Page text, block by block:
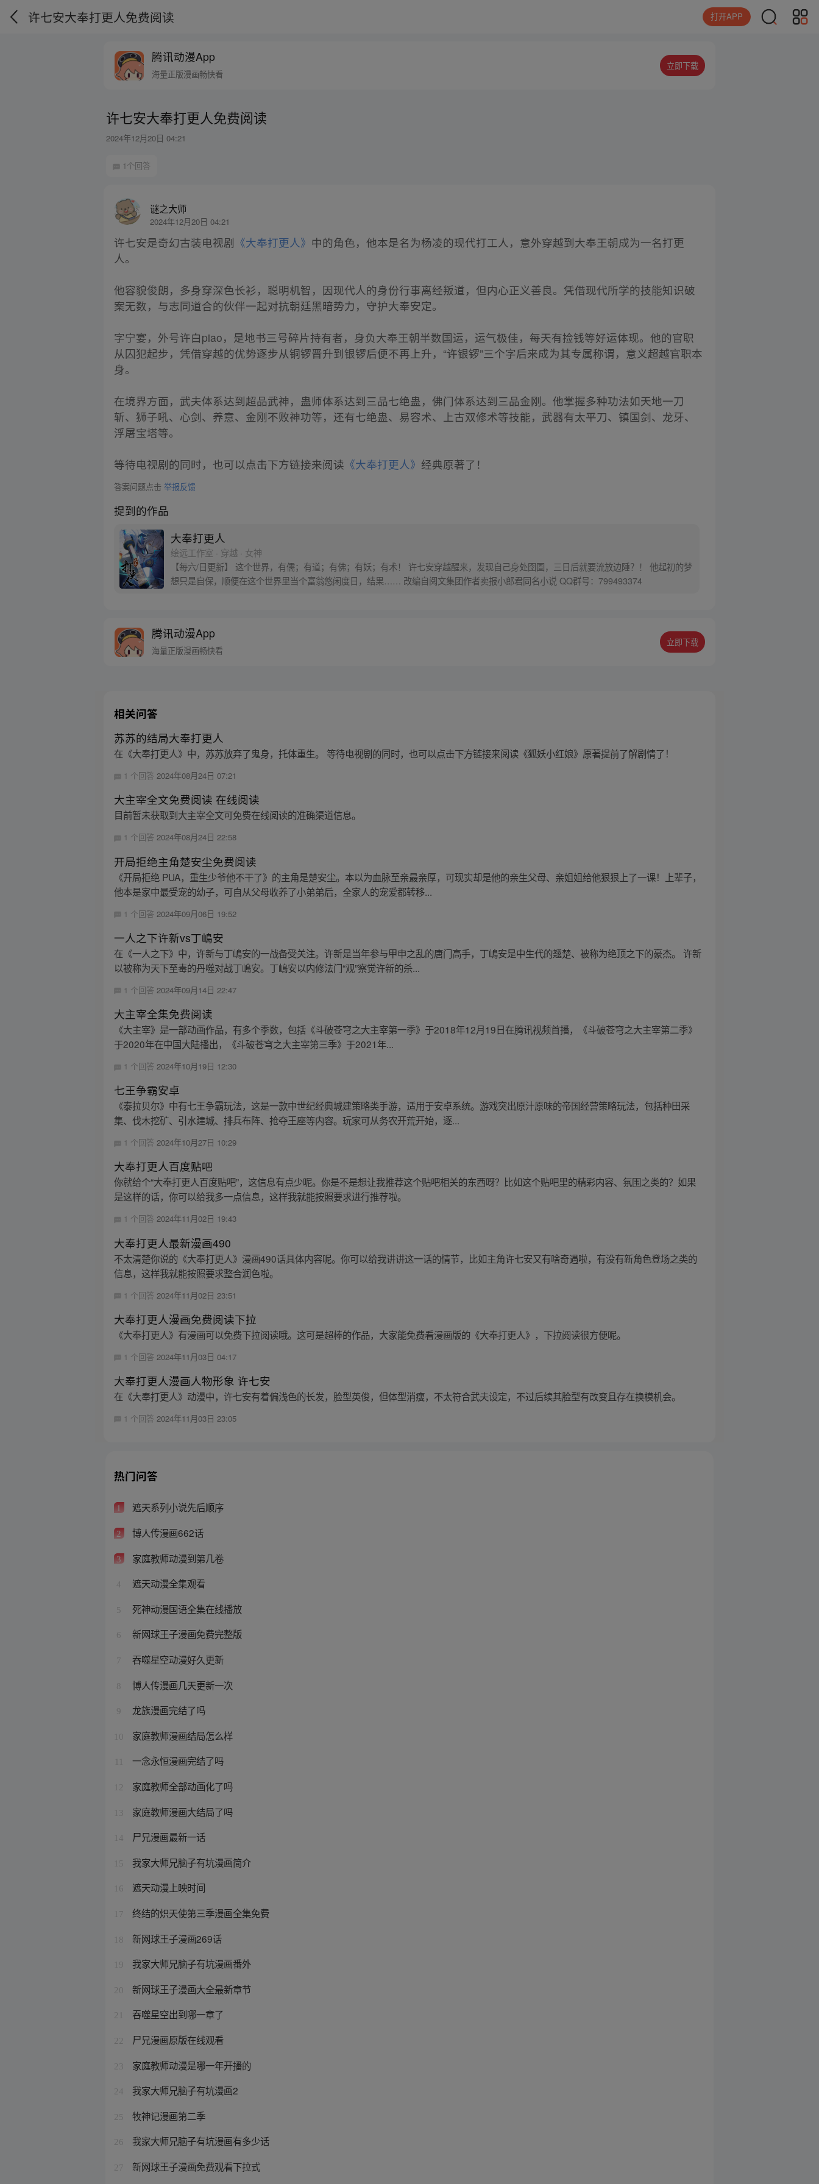
许七安大奉打更人免费阅读 打开APP
腾讯动漫App
海量正版漫画畅快看
立即下载
许七安大奉打更人免费阅读
2024年12月20日 04:21
1个回答
谜之大师
2024年12月20日 04:21
许七安是奇幻古装电视剧 《大奉打更人》 中的角色，他本是名为杨凌的现代打工人，意外穿越到大奉王朝成为一名打更
人。
他容貌俊朗，多身穿深色长衫，聪明机智，因现代人的身份行事离经叛道，但内心正义善良。凭借现代所学的技能知识破
案无数，与志同道合的伙伴一起对抗朝廷黑暗势力，守护大奉安定。
字宁宴，外号许白piao，是地书三号碎片持有者，身负大奉王朝半数国运，运气极佳，每天有捡钱等好运体现。他的官职
从囚犯起步，凭借穿越的优势逐步从铜锣晋升到银锣后便不再上升，“许银锣”三个字后来成为其专属称谓，意义超越官职本
身。
在境界方面，武夫体系达到超品武神，蛊师体系达到三品七绝蛊，佛门体系达到三品金刚。他掌握多种功法如天地一刀
斩、狮子吼、心剑、养意、金刚不败神功等，还有七绝蛊、易容术、上古双修术等技能，武器有太平刀、镇国剑、龙牙、
浮屠宝塔等。
等待电视剧的同时，也可以点击下方链接来阅读 《大奉打更人》 经典原著了！
答案问题点击举报反馈
提到的作品
大奉打更人
绘远工作室 · 穿越 · 女神
【每六/日更新】 这个世界，有儒；有道；有佛；有妖；有术！ 许七安穿越醒来，发现自己身处囹圄，三日后就要流放边陲？！ 他起初的梦
想只是自保，顺便在这个世界里当个富翁悠闲度日，结果…… 改编自阅文集团作者卖报小郎君同名小说 QQ群号：799493374
腾讯动漫App
海量正版漫画畅快看
立即下载
相关问答
苏苏的结局大奉打更人
在《大奉打更人》中，苏苏放弃了鬼身，托体重生。 等待电视剧的同时，也可以点击下方链接来阅读《狐妖小红娘》原著提前了解剧情了！
1 个回答2024年08月24日 07:21
大主宰全文免费阅读 在线阅读
目前暂未获取到大主宰全文可免费在线阅读的准确渠道信息。
1 个回答2024年08月24日 22:58
开局拒绝主角楚安尘免费阅读
《开局拒绝 PUA，重生少爷他不干了》的主角是楚安尘。本以为血脉至亲最亲厚，可现实却是他的亲生父母、亲姐姐给他狠狠上了一课！上辈子，
他本是家中最受宠的幼子，可自从父母收养了小弟弟后，全家人的宠爱都转移...
1 个回答 2024年09月06日 19:52
一人之下许新vs丁嶋安
在《一人之下》中，许新与丁嶋安的一战备受关注。许新是当年参与甲申之乱的唐门高手，丁嶋安是中生代的翘楚、被称为绝顶之下的豪杰。 许新
以被称为天下至毒的丹噬对战丁嶋安。丁嶋安以内修法门“观”察觉许新的杀...
1 个回答 2024年09月14日 22:47
大主宰全集免费阅读
《大主宰》是一部动画作品，有多个季数，包括《斗破苍穹之大主宰第一季》于2018年12月19日在腾讯视频首播，《斗破苍穹之大主宰第二季》
于2020年在中国大陆播出，《斗破苍穹之大主宰第三季》于2021年...
1 个回答2024年10月19日 12:30
七王争霸安卓
《泰拉贝尔》中有七王争霸玩法，这是一款中世纪经典城建策略类手游，适用于安卓系统。游戏突出原汁原味的帝国经营策略玩法，包括种田采
集、伐木挖矿、引水建城、排兵布阵、抢夺王座等内容。玩家可从务农开荒开始，逐...
1 个回答2024年10月27日 10:29
大奉打更人百度贴吧
你就给个“大奉打更人百度贴吧”，这信息有点少呢。你是不是想让我推荐这个贴吧相关的东西呀？比如这个贴吧里的精彩内容、氛围之类的？如果
是这样的话，你可以给我多一点信息，这样我就能按照要求进行推荐啦。
1 个回答2024年11月02日 19:43
大奉打更人最新漫画490
不太清楚你说的《大奉打更人》漫画490话具体内容呢。你可以给我讲讲这一话的情节，比如主角许七安又有啥奇遇啦，有没有新角色登场之类的
信息，这样我就能按照要求整合润色啦。
1 个回答 2024年11月02日 23:51
大奉打更人漫画免费阅读下拉
《大奉打更人》有漫画可以免费下拉阅读哦。这可是超棒的作品，大家能免费看漫画版的《大奉打更人》，下拉阅读很方便呢。
1 个回答 2024年11月03日 04:17
大奉打更人漫画人物形象 许七安
在《大奉打更人》动漫中，许七安有着偏浅色的长发，脸型英俊，但体型消瘦，不太符合武夫设定，不过后续其脸型有改变且存在换模机会。
1 个回答2024年11月03日 23:05
热门问答
1 遮天系列小说先后顺序
2 博人传漫画662话
3 家庭教师动漫到第几卷
4 遮天动漫全集观看
5 死神动漫国语全集在线播放
6 新网球王子漫画免费完整版
7 吞噬星空动漫好久更新
8 博人传漫画几天更新一次
9 龙族漫画完结了吗
10 家庭教师漫画结局怎么样
一念永恒漫画完结了吗
12 家庭教师全部动画化了吗
13 家庭教师漫画大结局了吗
14 尸兄漫画最新一话
15 我家大师兄脑子有坑漫画简介
16 遮天动漫上映时间
17 终结的炽天使第三季漫画全集免费
18 新网球王子漫画269话
19 我家大师兄脑子有坑漫画番外
20 新网球王子漫画大全最新章节
21 吞噬星空出到哪一章了
22 尸兄漫画原版在线观看
23 家庭教师动漫是哪一年开播的
24 我家大师兄脑子有坑漫画2
25 牧神记漫画第二季
26 我家大师兄脑子有坑漫画有多少话
27 新网球王子漫画免费观看下拉式